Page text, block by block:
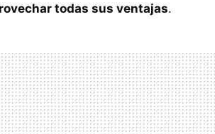
todas sus ventajas.